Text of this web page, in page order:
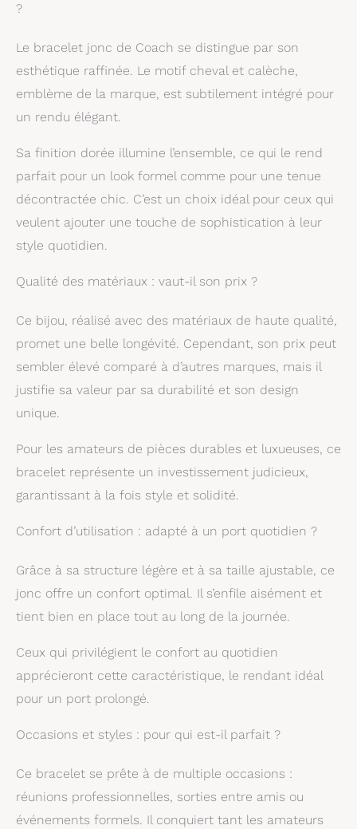
?
Le bracelet jonc de Coach se distingue par son
esthétique raffinée. Le motif cheval et calèche,
emblème de la marque, est subtilement intégré pour
un rendu élégant.
Sa finition dorée illumine l’ensemble, ce qui le rend
parfait pour un look formel comme pour une tenue
décontractée chic. C’est un choix idéal pour ceux qui
veulent ajouter une touche de sophistication à leur
style quotidien.
Qualité des matériaux : vaut-il son prix ?
Ce bijou, réalisé avec des matériaux de haute qualité,
promet une belle longévité. Cependant, son prix peut
sembler élevé comparé à d’autres marques, mais il
justifie sa valeur par sa durabilité et son design
unique.
Pour les amateurs de pièces durables et luxueuses, ce
bracelet représente un investissement judicieux,
garantissant à la fois style et solidité.
Confort d’utilisation : adapté à un port quotidien ?
Grâce à sa structure légère et à sa taille ajustable, ce
jonc offre un confort optimal. Il s’enfile aisément et
tient bien en place tout au long de la journée.
Ceux qui privilégient le confort au quotidien
apprécieront cette caractéristique, le rendant idéal
pour un port prolongé.
Occasions et styles : pour qui est-il parfait ?
Ce bracelet se prête à de multiple occasions :
réunions professionnelles, sorties entre amis ou
événements formels. Il conquiert tant les amateurs